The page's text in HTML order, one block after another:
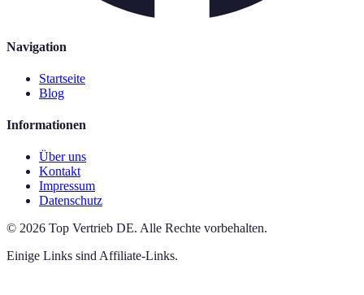
Navigation
Startseite
Blog
Informationen
Über uns
Kontakt
Impressum
Datenschutz
© 2026 Top Vertrieb DE. Alle Rechte vorbehalten.
Einige Links sind Affiliate-Links.